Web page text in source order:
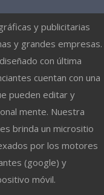
y publicitarias
y grandes empresas.
con última
cuentan con una
pueden editar y
mente. Nuestra
brinda un micrositio
por los motores
(google) y
móvil.